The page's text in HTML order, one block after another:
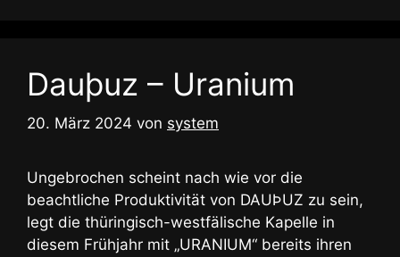
Dauþuz – Uranium
20. März 2024 von system
Ungebrochen scheint nach wie vor die
beachtliche Produktivität von DAUÞUZ zu sein,
legt die thüringisch-westfälische Kapelle in
diesem Frühjahr mit „URANIUM“ bereits ihren